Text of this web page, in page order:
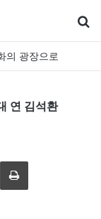
의 광장으로
연 김석환
이메일